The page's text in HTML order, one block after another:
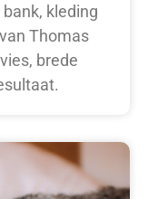
kleding
Thomas
brede